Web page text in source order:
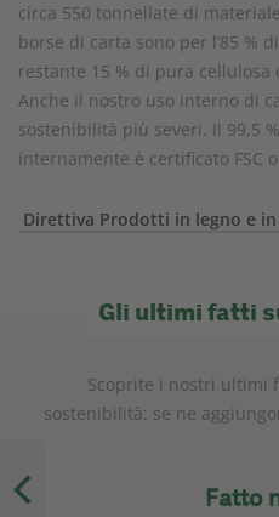
circa 550 tonnellate di
borse di carta sono per l’85 %
restante 15 % di pura cellulosa
Anche il nostro uso interno di
sostenibilità più severi. Il 99,5
internamente è certificato FSC
Direttiva Prodotti in legno e
Gli ultimi fatti
Scoprite i nostri ultimi
sostenibilità: se ne
Fatto